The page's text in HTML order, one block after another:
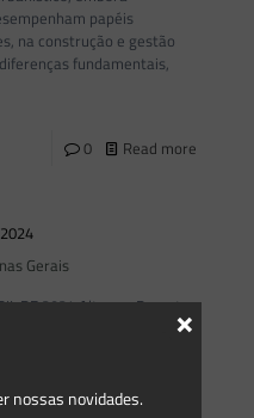
papéis
na construção e gestão
fundamentais,
0 Read more
Gerais
DE 2024 Altera o Decreto
0 Read more
nossas novidades.
×